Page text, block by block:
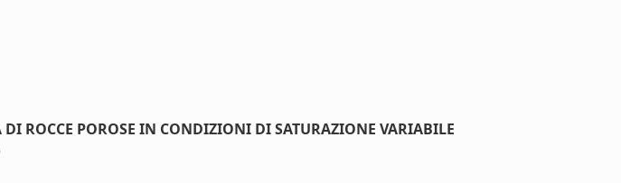
ROCCE POROSE IN CONDIZIONI DI SATURAZIONE VARIABILE